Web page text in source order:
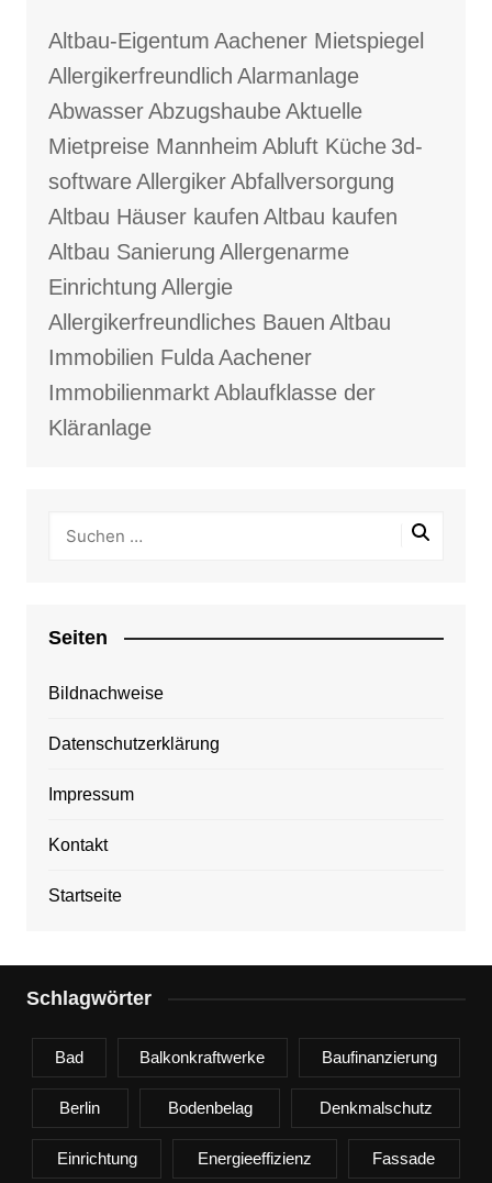
Altbau-Eigentum Aachener Mietspiegel
Allergikerfreundlich Alarmanlage
AbwasserAbzugshaubeAktuelle
Mietpreise Mannheim Abluft Küche 3d-
softwareAllergikerAbfallversorgung
Altbau Häuser kaufen Altbau kaufen
Altbau Sanierung Allergenarme
Einrichtung Allergie
Allergikerfreundliches Bauen Altbau
Immobilien FuldaAachener
ImmobilienmarktAblaufklasse der
Kläranlage
Seiten
Bildnachweise
Datenschutzerklärung
Impressum
Kontakt
Startseite
Schlagwörter
Bad Balkonkraftwerke Baufinanzierung
Berlin Bodenbelag Denkmalschutz
Einrichtung Energieeffizienz Fassade